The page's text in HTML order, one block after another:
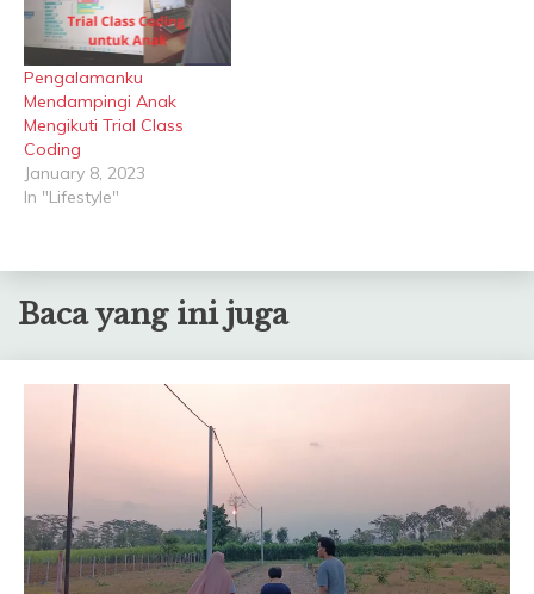
Pengalamanku
Mendampingi Anak
Mengikuti Trial Class
Coding
January 8, 2023
In "Lifestyle"
Baca yang ini juga